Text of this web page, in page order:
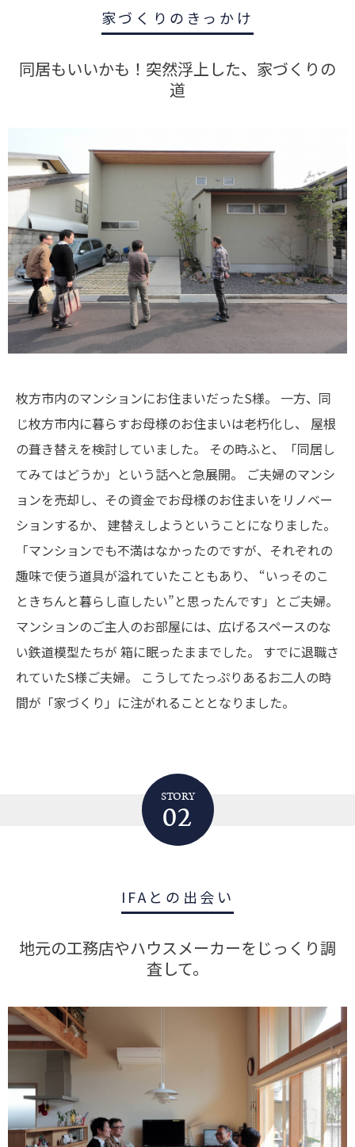
家づくりのきっかけ
同居もいいかも！突然浮上した、家づくりの
道
枚方市内のマンションにお住まいだったS様。
一方、同
じ枚方市内に暮らすお母様のお住まいは老朽化し、
屋根
の葺き替えを検討していました。
その時ふと、「同居し
てみてはどうか」という話へと急展開。
ご夫婦のマンシ
ョンを売却し、その資金でお母様のお住まいをリノベー
ションするか、 建替えしようということになりました。
「マンションでも不満はなかったのですが、それぞれの
趣味で使う道具が溢れていたこともあり、
“いっそのこ
ときちんと暮らし直したい”と思ったんです」とご夫婦。
マンションのご主人のお部屋には、広げるスペースのな
い鉄道模型たちが 箱に眠ったままでした。
すでに退職さ
れていたS様ご夫婦。
こうしてたっぷりあるお二人の時
間が「家づくり」に注がれることとなりました。
STORY
02
IFAとの出会い
地元の工務店やハウスメーカーをじっくり調
査して。